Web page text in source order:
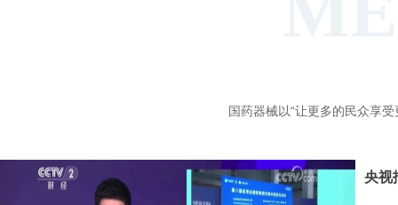
国药器械以“让更多的民众享
央视